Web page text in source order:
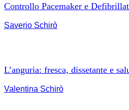
Controllo Pacemaker e
Saverio Schirò
L’anguria: fresca, dissetante e
Valentina Schirò